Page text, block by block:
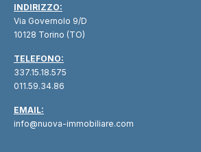
INDIRIZZO:
Via Governolo 9/D
10128 Torino (TO)
TELEFONO:
337.15.18.575
011.59.34.86
EMAIL:
info@nuova-immobiliare.com